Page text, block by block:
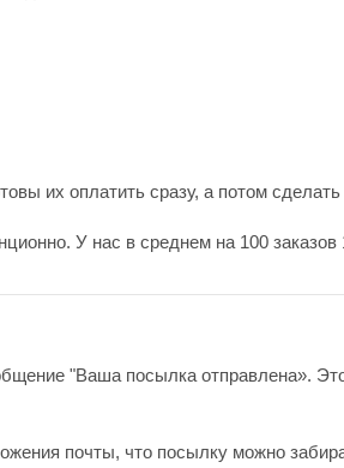
их оплатить сразу, а потом сделать
У нас в среднем на 100 заказов
"Ваша посылка отправлена».
почты, что посылку можно